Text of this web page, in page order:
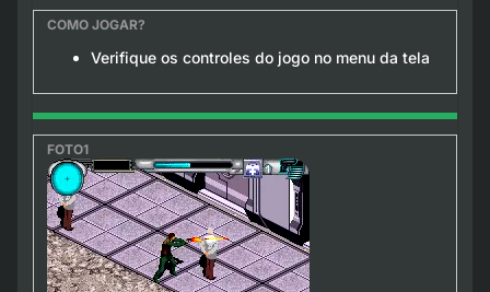
Verifique os controles do jogo no menu da tela